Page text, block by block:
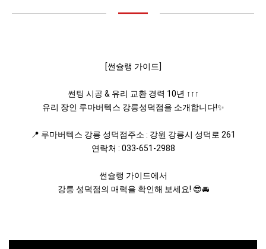
[썬슐랭 가이드]
썬팅 시공 & 유리 교환 경력 10년 ↑↑↑
유리 장인 루마버텍스 강릉성덕점을 소개합니다!✨
📍 루마버텍스 강릉 성덕점주소 : 강원 강릉시 성덕로 261
연락처 : 033-651-2988
썬슐랭 가이드에서
강릉 성덕점의 매력을 확인해 보세요! 😎🚘